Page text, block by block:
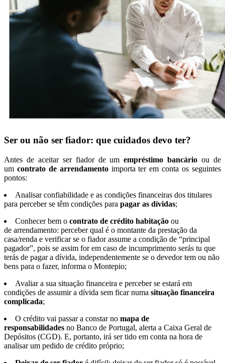
Ser ou não ser fiador: que cuidados devo ter?
Antes de aceitar ser fiador de umempréstimo bancárioou de
um contrato de arrendamentoimporta ter em conta os seguintes
pontos:
Analisar confiabilidade e as condições financeiras dos titulares
para perceber se têm condições para pagar as dívidas;
Conhecer bem o contrato de crédito habitação ou
de arrendamento: perceber qual é o montante da prestação da
casa/renda e verificar se o fiador assume a condição de “principal
pagador”, pois se assim for em caso de incumprimento serás tu que
terás de pagar a dívida, independentemente se o devedor tem ou não
bens para o fazer, informa o Montepio;
Avaliar a sua situação financeira e perceber se estará em
condições de assumir a dívida sem ficar numa situação financeira
complicada;
O crédito vai passar a constar no mapa de
responsabilidades no Banco de Portugal, alerta a Caixa Geral de
Depósitos (CGD). E, portanto, irá ser tido em conta na hora de
analisar um pedido de crédito próprio;